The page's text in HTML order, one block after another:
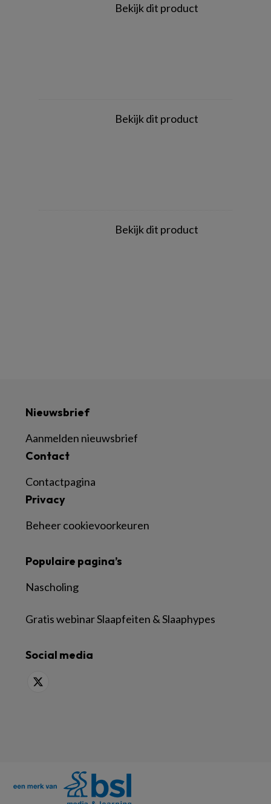
Bekijk dit product
Bekijk dit product
Bekijk dit product
Nieuwsbrief
Aanmelden nieuwsbrief
Contact
Contactpagina
Privacy
Beheer cookievoorkeuren
Populaire pagina’s
Nascholing
Gratis webinar Slaapfeiten & Slaaphypes
Social media